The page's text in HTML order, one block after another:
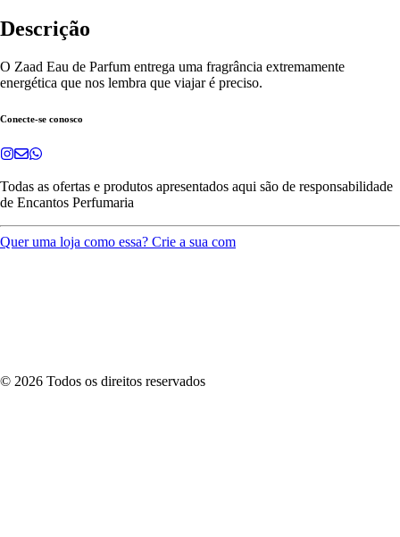
Descrição
O Zaad Eau de Parfum entrega uma fragrância extremamente
energética que nos lembra que viajar é preciso.
Conecte-se conosco
Todas as ofertas e produtos apresentados aqui são de responsabilidade
de Encantos Perfumaria
Quer uma loja como essa? Crie a sua com
© 2026 Todos os direitos reservados